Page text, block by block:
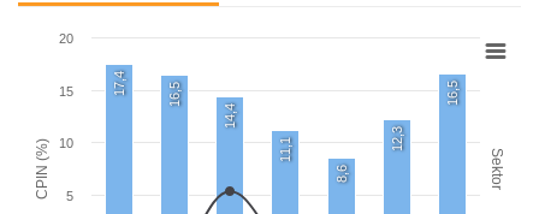
CPIN (%) Sektor
17,4
16,5
14,4
11,1
8,6
12,3
16,5
5
10
15
20